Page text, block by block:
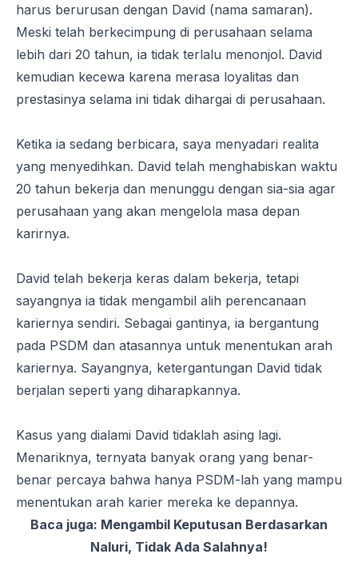
harus berurusan dengan David (nama samaran).
Meski telah berkecimpung di perusahaan selama
lebih dari 20 tahun, ia tidak terlalu menonjol. David
kemudian kecewa karena merasa loyalitas dan
prestasinya selama ini tidak dihargai di perusahaan.
Ketika ia sedang berbicara, saya menyadari realita
yang menyedihkan. David telah menghabiskan waktu
20 tahun bekerja dan menunggu dengan sia-sia agar
perusahaan yang akan mengelola masa depan
karirnya.
David telah bekerja keras dalam bekerja, tetapi
sayangnya ia tidak mengambil alih perencanaan
kariernya sendiri. Sebagai gantinya, ia bergantung
pada PSDM dan atasannya untuk menentukan arah
kariernya. Sayangnya, ketergantungan David tidak
berjalan seperti yang diharapkannya.
Kasus yang dialami David tidaklah asing lagi.
Menariknya, ternyata banyak orang yang benar-
benar percaya bahwa hanya PSDM-lah yang mampu
menentukan arah karier mereka ke depannya.
Baca juga: Mengambil Keputusan Berdasarkan
Naluri, Tidak Ada Salahnya!